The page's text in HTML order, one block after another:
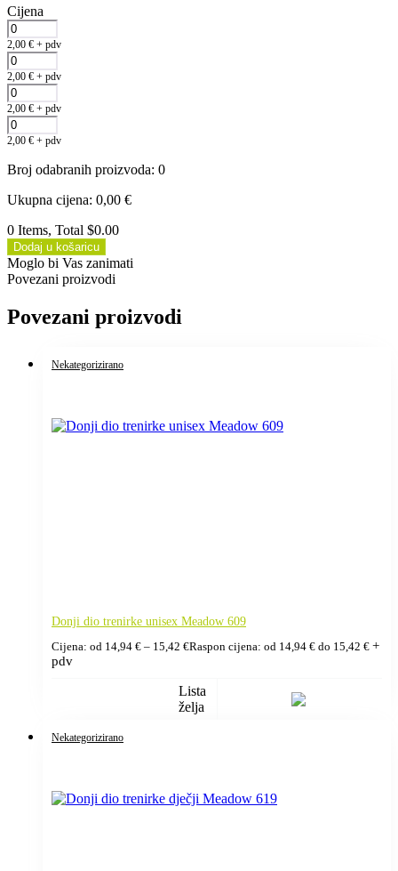
Cijena
2,00 € + pdv
2,00 € + pdv
2,00 € + pdv
2,00 € + pdv
Broj odabranih proizvoda: 0
Ukupna cijena: 0,00 €
0 Items, Total $0.00
Dodaj u košaricu
Moglo bi Vas zanimati
Povezani proizvodi
Povezani proizvodi
Nekategorizirano
Donji dio trenirke unisex Meadow 609
Cijena: od 14,94 € – 15,42 €Raspon cijena: od 14,94 € do 15,42 € +
pdv
Lista
želja
Nekategorizirano